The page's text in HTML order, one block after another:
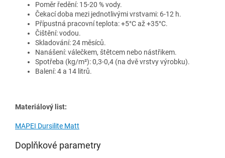
Poměr ředění: 15-20 % vody.
Čekací doba mezi jednotlivými vrstvami: 6-12 h.
Přípustná pracovní teplota: +5°C až +35°C.
Čištění: vodou.
Skladování: 24 měsíců.
Nanášení: válečkem, štětcem nebo nástřikem.
Spotřeba (kg/m²): 0,3-0,4 (na dvě vrstvy výrobku).
Balení: 4 a 14 litrů.
Materiálový list:
MAPEI Dursilite Matt
Doplňkové parametry